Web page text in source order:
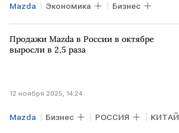
Mazda Экономика Бизнес
РОССИЯ Владивосток ВТБ
Соллерс
Продажи Mazda в России в октябре
выросли в 2,5 раза
12 ноября 2025, 14:24
Mazda Бизнес РОССИЯ КИТАЙ